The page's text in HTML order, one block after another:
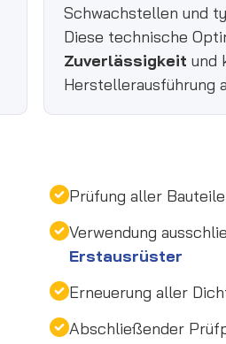
Schwachstellen und
Diese technische
Zuverlässigkeit und
Herstellerausführung
Prüfung aller
Verwendung
Erstausrüster
Erneuerung aller
Abschließender